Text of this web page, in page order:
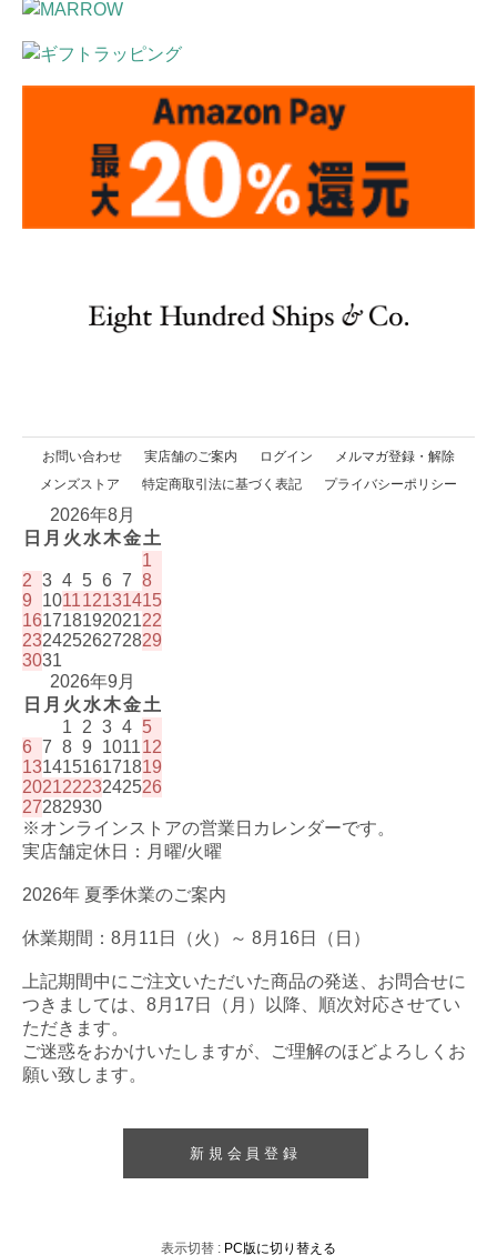
お問い合わせ 実店舗のご案内 ログイン
メルマガ登録・解除
メンズストア
特定商取引法に基づく表記 プライバシーポリシー
2026年8月
日 月 火 水木金土
1
2 3 4 5 6 7 8
9
101112131415
16171819202122
23242526272829
3031
2026年9月
日 月 火 水木金土
1
2 3 4 5
6 7 8 9 101112
13141516171819
20212223242526
27282930
※オンラインストアの営業日カレンダーです。
実店舗定休日：月曜/火曜
2026年 夏季休業のご案内
休業期間：8月11日（火）～ 8月16日（日）
上記期間中にご注文いただいた商品の発送、お問合せに
つきましては、8月17日（月）以降、順次対応させてい
ただきます。
ご迷惑をおかけいたしますが、ご理解のほどよろしくお
願い致します。
新規会員登録
表示切替 : PC版に切り替える